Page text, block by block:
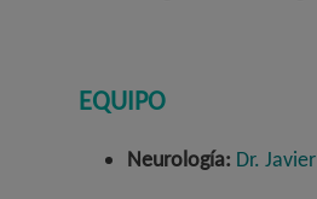
EQUIPO
Neurología: Dr.